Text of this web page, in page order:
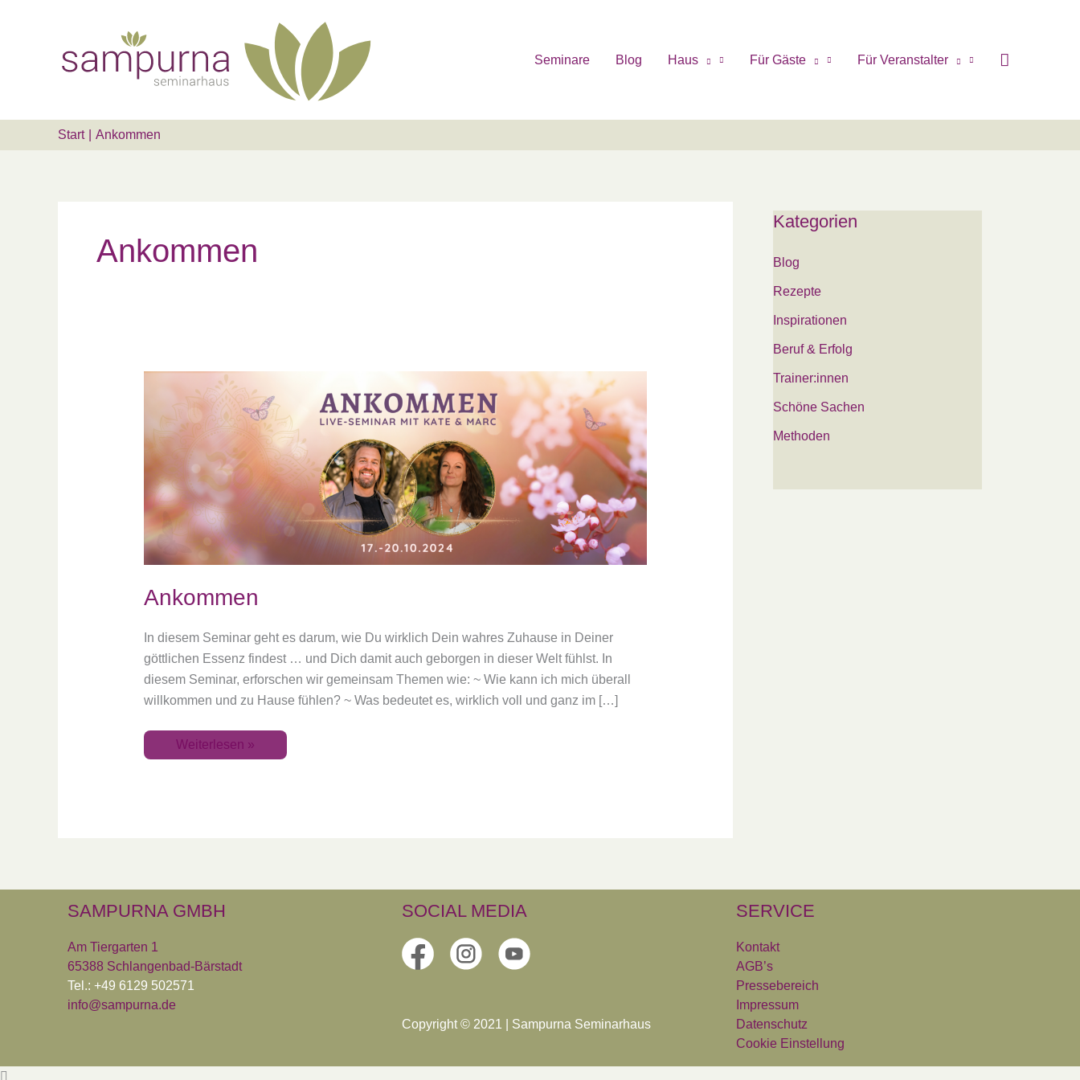
Seminare Blog Haus Für Gäste Für Veranstalter
Start Ankommen
Ankommen
Ankommen
In diesem Seminar geht es darum, wie Du wirklich Dein wahres Zuhause in Deiner
göttlichen Essenz findest … und Dich damit auch geborgen in dieser Welt fühlst. In
diesem Seminar, erforschen wir gemeinsam Themen wie: ~ Wie kann ich mich überall
willkommen und zu Hause fühlen? ~ Was bedeutet es, wirklich voll und ganz im […]
Ankommen
Weiterlesen »
Kategorien
Blog
Rezepte
Inspirationen
Beruf & Erfolg
Trainer:innen
Schöne Sachen
Methoden
SAMPURNA GMBH
Am Tiergarten 1
65388 Schlangenbad-Bärstadt
Tel.: +49 6129 502571
info@sampurna.de
SOCIAL MEDIA
Copyright © 2021 | Sampurna Seminarhaus
SERVICE
Kontakt
AGB’s
Pressebereich
Impressum
Datenschutz
Cookie Einstellung